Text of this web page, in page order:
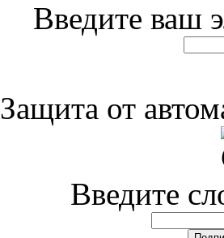
Введите ваш
Защита от
Введите